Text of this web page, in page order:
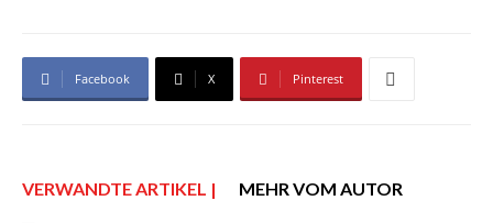
Facebook X Pinterest
VERWANDTE ARTIKEL | MEHR VOM AUTOR